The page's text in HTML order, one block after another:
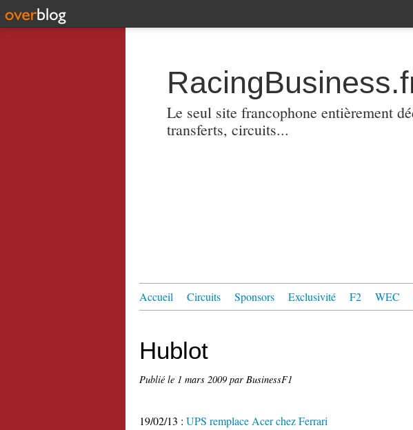
Le seul site francophone entièrement
transferts, circuits...
Accueil Circuits Sponsors Exclusivité F2 WEC
Hublot
Publié le 1 mars 2009 par BusinessF1
19/02/13 : UPS remplace Acer chez Ferrari